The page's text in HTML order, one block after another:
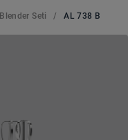
Blender Seti / AL 738 B